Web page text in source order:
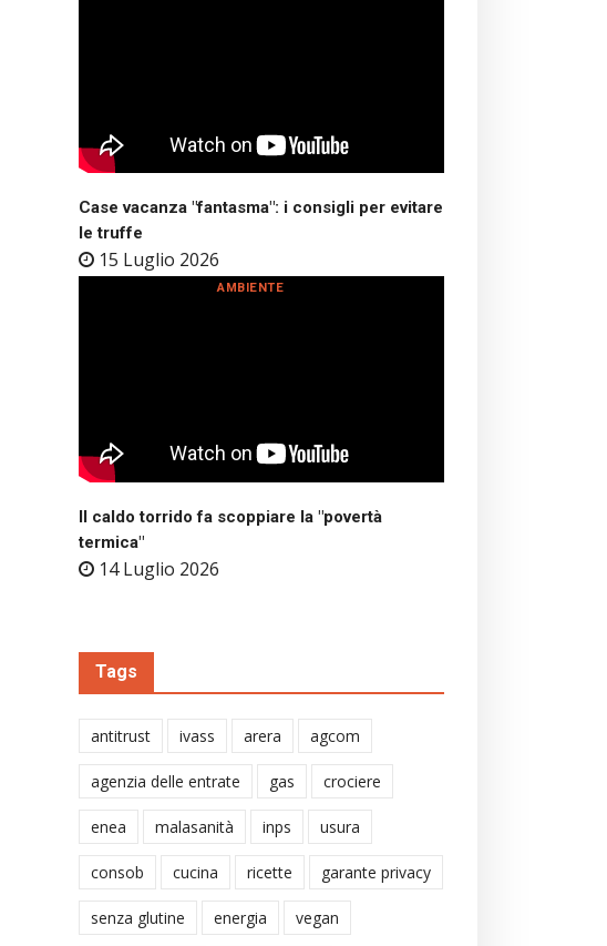
Case vacanza "fantasma": i consigli per evitare
le truffe
15 Luglio 2026
Il caldo torrido fa scoppiare la "povertà
termica"
14 Luglio 2026
AMBIENTE
Tags
antitrust ivass arera agcom
agenzia delle entrate gas crociere
enea malasanità inps usura
consob cucina ricette garante privacy
senza glutine energia vegan